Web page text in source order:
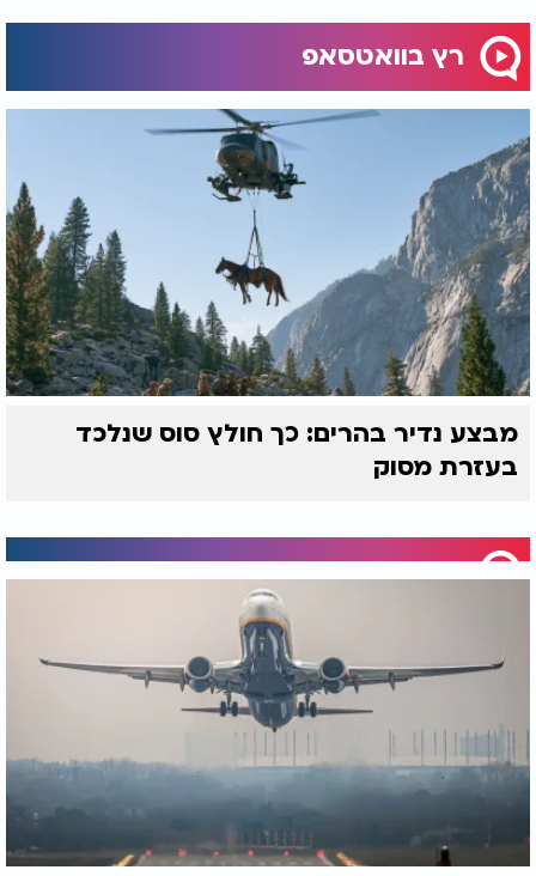
רץ בוואטסאפ
מבצע נדיר בהרים: כך חולץ סוס שנלכד
בעזרת מסוק